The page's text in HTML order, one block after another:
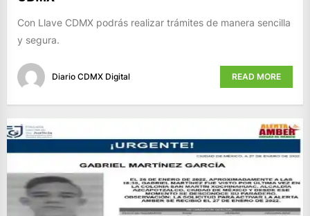
Con Llave CDMX podrás realizar trámites de manera sencilla
y segura.
Diario CDMX Digital READ MORE